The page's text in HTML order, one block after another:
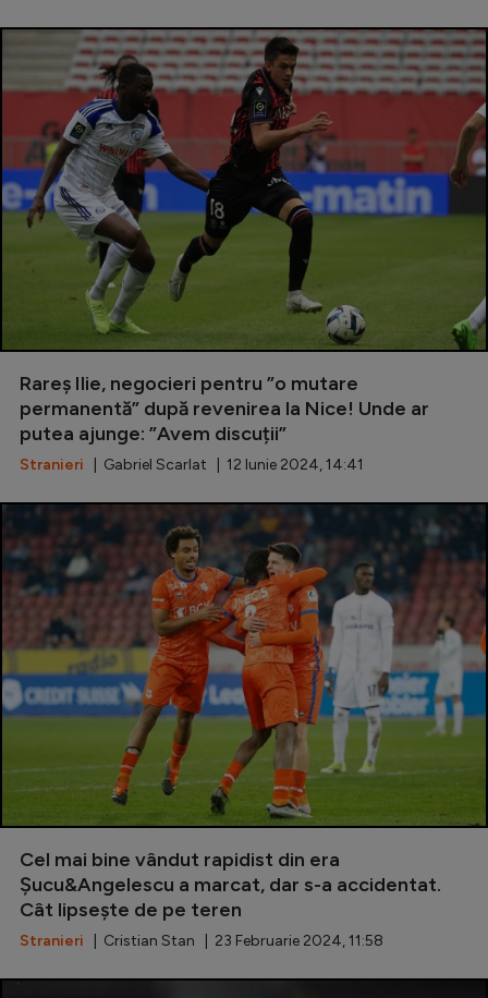
Rareș Ilie, negocieri pentru ”o mutare
permanentă” după revenirea la Nice! Unde ar
putea ajunge: ”Avem discuții”
Stranieri | Gabriel Scarlat | 12 Iunie 2024, 14:41
Cel mai bine vândut rapidist din era
Șucu&Angelescu a marcat, dar s-a accidentat.
Cât lipsește de pe teren
Stranieri | Cristian Stan | 23 Februarie 2024, 11:58